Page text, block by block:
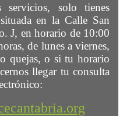
servicios, solo tienes
en la Calle San
J, en horario de 10:00
de lunes a viernes,
quejas, o si tu horario
llegar tu consulta